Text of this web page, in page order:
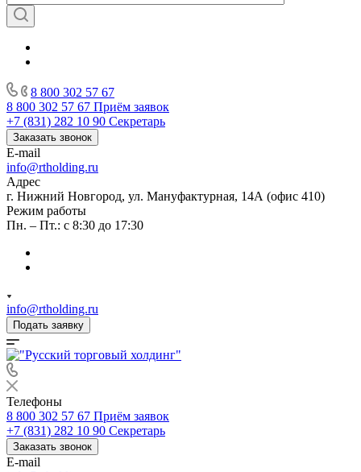
8 800 302 57 67
8 800 302 57 67 Приём заявок
+7 (831) 282 10 90 Секретарь
Заказать звонок
E-mail
info@rtholding.ru
Адрес
г. Нижний Новгород, ул. Мануфактурная, 14А (офис 410)
Режим работы
Пн. – Пт.: с 8:30 до 17:30
info@rtholding.ru
Подать заявку
Телефоны
8 800 302 57 67 Приём заявок
+7 (831) 282 10 90 Секретарь
Заказать звонок
E-mail